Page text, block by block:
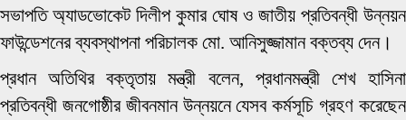
সভাপতি অ্যাডভোকেট দিলীপ কুমার ঘোষ ও জাতীয় প্রতিবন্ধী উন্নয়ন
ফাউন্ডেশনের ব্যবস্থাপনা পরিচালক মো. আনিসুজ্জামান বক্তব্য দেন।
প্রধান অতিথির বক্তৃতায় মন্ত্রী বলেন, প্রধানমন্ত্রী শেখ হাসিনা
প্রতিবন্ধী জনগোষ্ঠীর জীবনমান উন্নয়নে যেসব কর্মসূচি গ্রহণ করেছেন